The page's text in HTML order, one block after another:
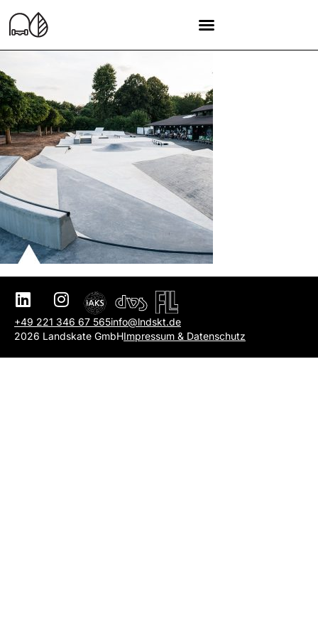
+49 221 346 67 565info@lndskt.de
2026 Landskate GmbHImpressum & Datenschutz